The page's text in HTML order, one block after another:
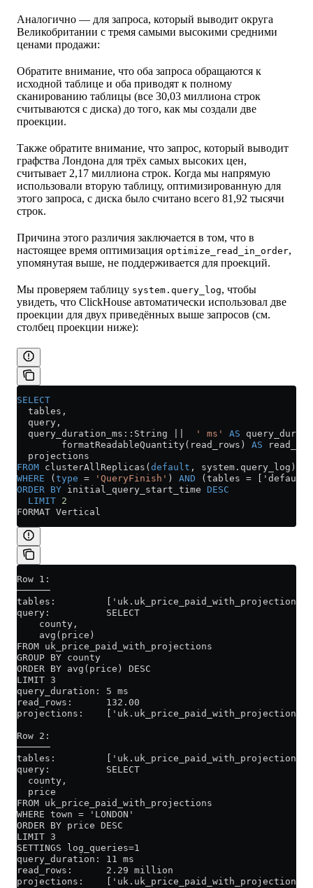
Аналогично — для запроса, который выводит округа
Великобритании с тремя самыми высокими средними
ценами продажи:
Обратите внимание, что оба запроса обращаются к
исходной таблице и оба приводят к полному
сканированию таблицы (все 30,03 миллиона строк
считываются с диска) до того, как мы создали две
проекции.
Также обратите внимание, что запрос, который выводит
графства Лондона для трёх самых высоких цен,
считывает 2,17 миллиона строк. Когда мы напрямую
использовали вторую таблицу, оптимизированную для
этого запроса, с диска было считано всего 81,92 тысячи
строк.
Причина этого различия заключается в том, что в
настоящее время оптимизация optimize_read_in_order,
упомянутая выше, не поддерживается для проекций.
Мы проверяем таблицу system.query_log, чтобы
увидеть, что ClickHouse автоматически использовал две
проекции для двух приведённых выше запросов (см.
столбец проекции ниже):
SELECT
  tables,
  query,
  query_duration_ms::String
  ' ms'
AS
        formatReadableQuantity(read_rows)
AS
  projections
FROM clusterAllReplicas( default , system . query_log )
WHERE ( type = 'QueryFinish' ) AND (tables =
ORDER BY initial_query_start_time DESC
  LIMIT
2
FORMAT Vertical
Row 1:
──────
tables:         ['uk.uk_price_paid_with_projections']
query:          SELECT
    county,
    avg(price)
FROM uk_price_paid_with_projections
GROUP BY county
ORDER BY avg(price) DESC
LIMIT 3
query_duration: 5 ms
read_rows:      132.00
projections:
Row 2:
──────
tables:         ['uk.uk_price_paid_with_projections']
query:          SELECT
  county,
  price
FROM uk_price_paid_with_projections
WHERE town = 'LONDON'
ORDER BY price DESC
LIMIT 3
SETTINGS log_queries=1
query_duration: 11 ms
read_rows:      2.29 million
projections: